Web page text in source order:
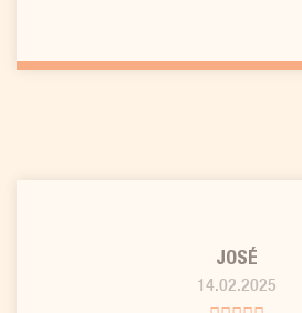
JOSÉ
14.02.2025